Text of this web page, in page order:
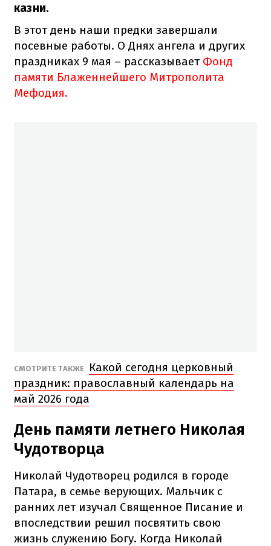
казни.
В этот день наши предки завершали
посевные работы. О Днях ангела и других
праздниках 9 мая – рассказывает Фонд
памяти Блаженнейшего Митрополита
Мефодия.
СМОТРИТЕ ТАКЖЕ
Какой сегодня церковный
праздник: православный календарь на
май 2026 года
День памяти летнего Николая
Чудотворца
Николай Чудотворец родился в городе
Патара, в семье верующих. Мальчик с
ранних лет изучал Священное Писание и
впоследствии решил посвятить свою
жизнь служению Богу. Когда Николай